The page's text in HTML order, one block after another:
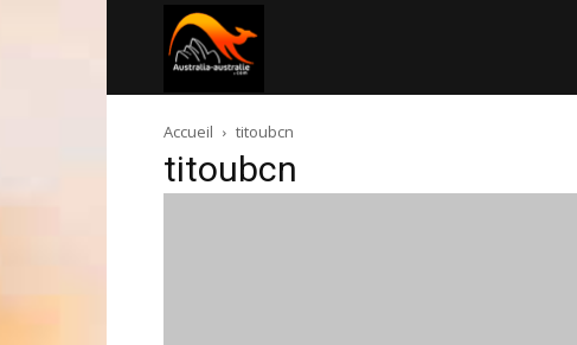
australie.com
Accueil titoubcn
titoubcn